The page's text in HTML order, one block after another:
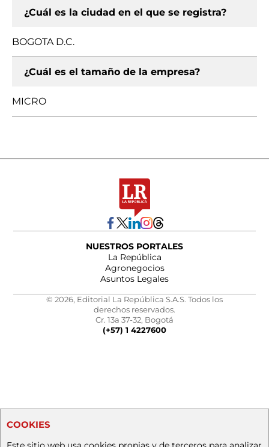
¿Cuál es la ciudad en el que se registra?
BOGOTA D.C.
¿Cuál es el tamaño de la empresa?
MICRO
NUESTROS PORTALES
La República
Agronegocios
Asuntos Legales
© 2026, Editorial La República S.A.S. Todos los
derechos reservados.
Cr. 13a 37-32, Bogotá
(+57) 1 4227600
COOKIES